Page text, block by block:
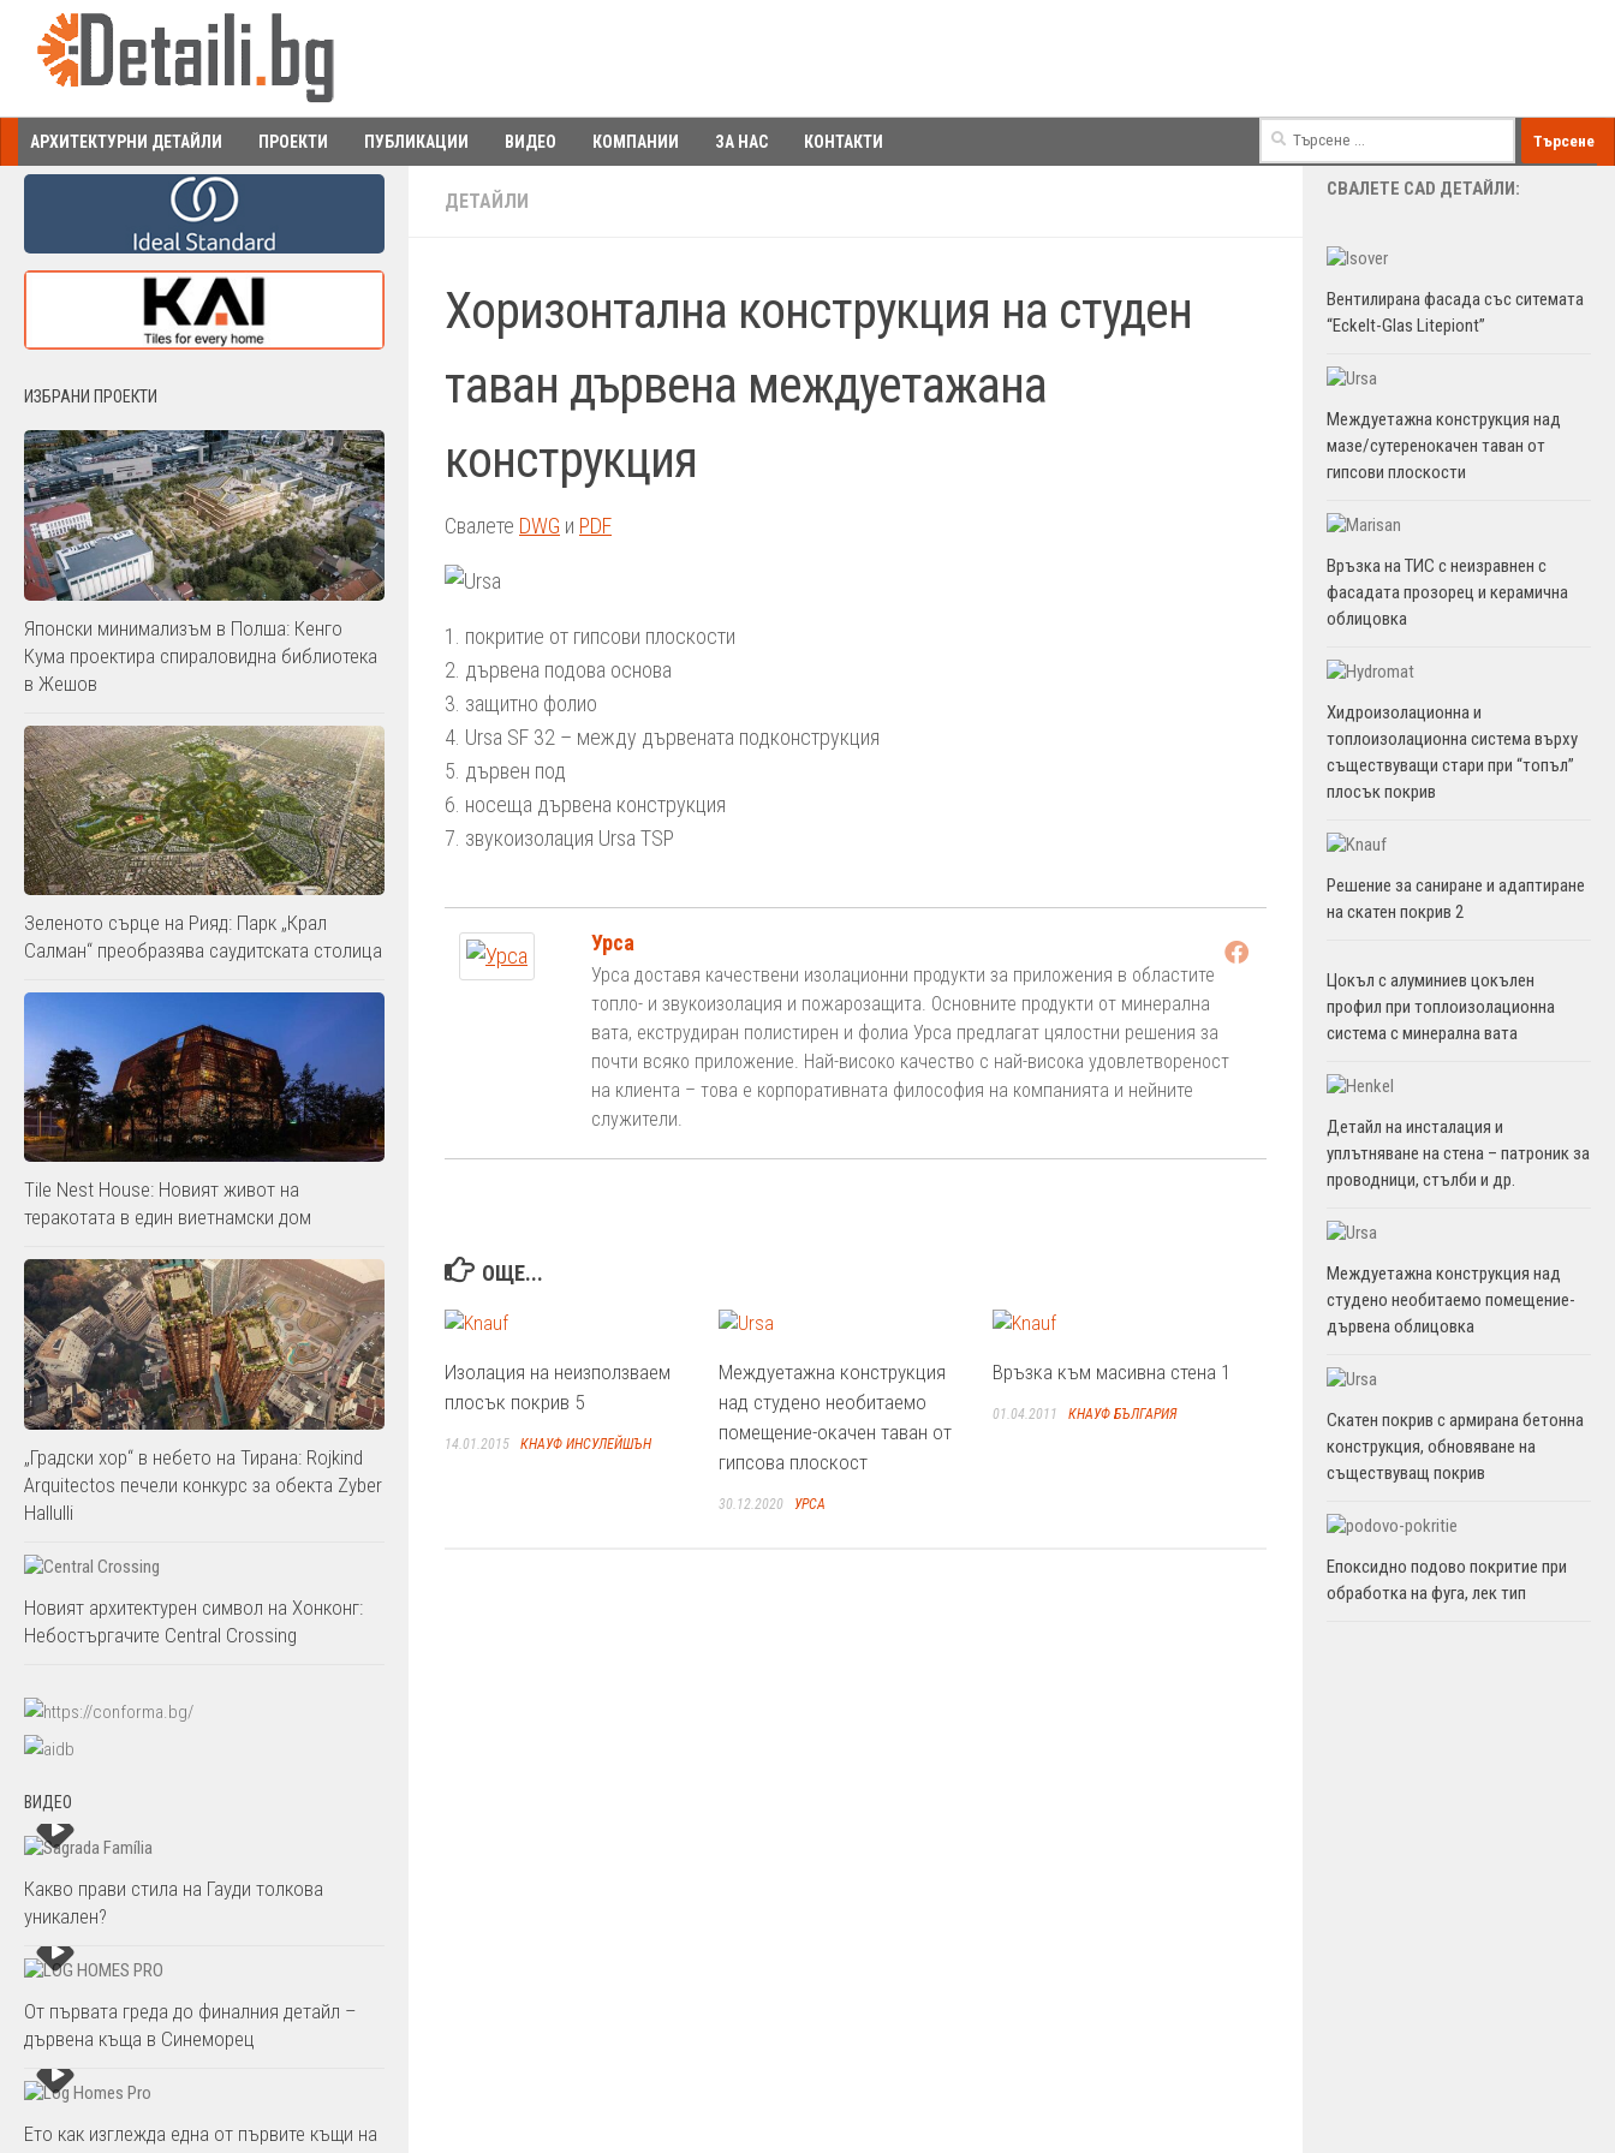
Към съдържанието
АРХИТЕКТУРНИ ДЕТАЙЛИ ПРОЕКТИ ПУБЛИКАЦИИ ВИДЕО КОМПАНИИ ЗА НАС КОНТАКТИ
Търсене
за:
ДЕТАЙЛИ
Хоризонтална конструкция на студен
таван дървена междуетажана
конструкция
Свалете DWG и PDF
1. покритие от гипсови плоскости
2. дървена подова основа
3. защитно фолио
4. Ursa SF 32 – между дървената подконструкция
5. дървен под
6. носеща дървена конструкция
7. звукоизолация Ursa TSP
Урса
Урса доставя качествени изолационни продукти за приложения в областите
топло- и звукоизолация и пожарозащита. Основните продукти от минерална
вата, екструдиран полистирен и фолиа Урса предлагат цялостни решения за
почти всяко приложение. Най-високо качество с най-висока удовлетвореност
на клиента – това е корпоративната философия на компанията и нейните
служители.
ОЩЕ...
Изолация на неизползваем
плосък покрив 5
14.01.2015 КНАУФ ИНСУЛЕЙШЪН
Междуетажна конструкция
над студено необитаемо
помещение-окачен таван от
гипсова плоскост
30.12.2020 УРСА
Връзка към масивна стена 1
01.04.2011 КНАУФ БЪЛГАРИЯ
ИЗБРАНИ ПРОЕКТИ
Японски минимализъм в Полша: Кенго
Кума проектира спираловидна библиотека
в Жешов
Зеленото сърце на Рияд: Парк „Крал
Салман“ преобразява саудитската столица
Tile Nest House: Новият живот на
теракотата в един виетнамски дом
„Градски хор“ в небето на Тирана: Rojkind
Arquitectos печели конкурс за обекта Zyber
Hallulli
Новият архитектурен символ на Хонконг:
Небостъргачите Central Crossing
ВИДЕО
Какво прави стила на Гауди толкова
уникален?
От първата греда до финалния детайл –
дървена къща в Синеморец
Ето как изглежда една от първите къщи на
СВАЛЕТЕ CAD ДЕТАЙЛИ:
Вентилирана фасада със ситемата
“Eckelt-Glas Litepiont”
Междуетажна конструкция над
мазе/сутеренокачен таван от
гипсови плоскости
Връзка на ТИС с неизравнен с
фасадата прозорец и керамична
облицовка
Хидроизолационна и
топлоизолационна система върху
съществуващи стари при “топъл”
плосък покрив
Решение за саниране и адаптиране
на скатен покрив 2
Цокъл с алуминиев цокълен
профил при топлоизолационна
система с минерална вата
Детайл на инсталация и
уплътняване на стена – патроник за
проводници, стълби и др.
Междуетажна конструкция над
студено необитаемо помещение-
дървена облицовка
Скатен покрив с армирана бетонна
конструкция, обновяване на
съществуващ покрив
Епоксидно подово покритие при
обработка на фуга, лек тип